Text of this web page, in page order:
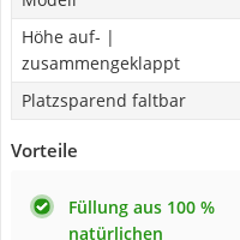
Höhe auf- |
zusammengeklappt
Platzsparend faltbar
Vorteile
Füllung aus 100 %
natürlichen